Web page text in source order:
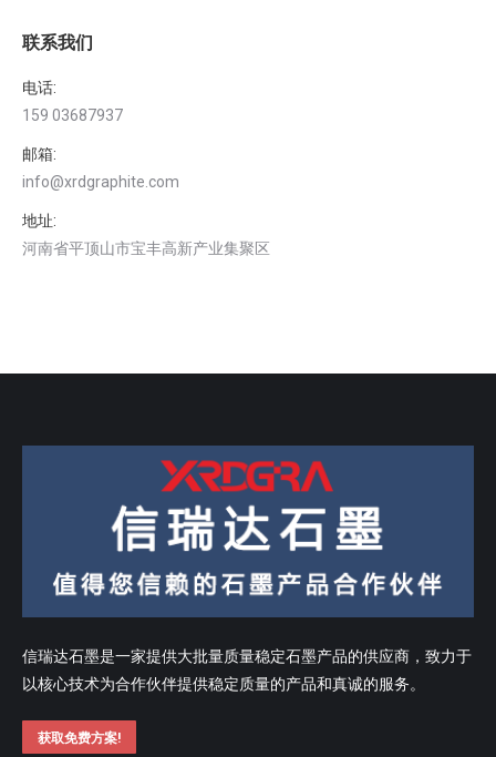
联系我们
电话:
159 03687937
邮箱:
info@xrdgraphite.com
地址:
河南省平顶山市宝丰高新产业集聚区
信瑞达石墨是一家提供大批量质量稳定石墨产品的供应商，致力于
以核心技术为合作伙伴提供稳定质量的产品和真诚的服务。
获取免费方案!